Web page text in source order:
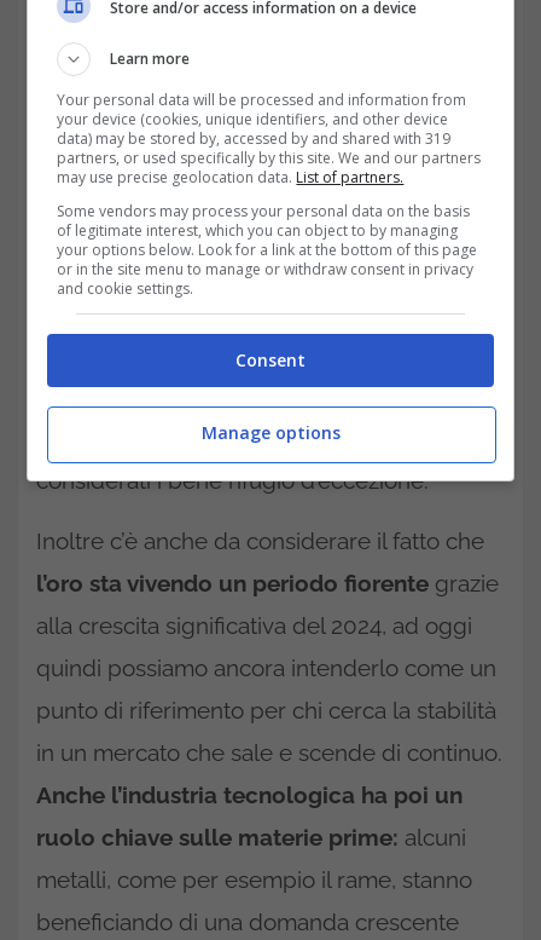
prime strategiche, come il petrolio e il gas
naturale, aumentando i costi di trasporto e
produzione, situazione che di riflesso si
riverserà sui mercati finanziari.Ad esempio
guerre commerciali come USA e Cina,
potrebbero generare nuove barriere
economiche con dazi e restrizioni su inport
ed export, influenzando così di riflesso
anche la domanda globale di materie prime.
Oro e argento di solito rimangono
abbastanza stabili ed è per questo che sono
considerati i bene rifugio d’eccezione.
Inoltre c’è anche da considerare il fatto che
l’oro sta vivendo un periodo fiorente grazie
alla crescita significativa del 2024, ad oggi
quindi possiamo ancora intenderlo come un
punto di riferimento per chi cerca la stabilità
in un mercato che sale e scende di continuo.
Anche l’industria tecnologica ha poi un
ruolo chiave sulle materie prime: alcuni
metalli, come per esempio il rame, stanno
beneficiando di una domanda crescente
Store and/or access information on a device
Learn more
Your personal data will be processed and information from
your device (cookies, unique identifiers, and other device
data) may be stored by, accessed by and shared with 319
partners, or used specifically by this site. We and our partners
may use precise geolocation data. List of partners.
Some vendors may process your personal data on the basis
of legitimate interest, which you can object to by managing
your options below. Look for a link at the bottom of this page
or in the site menu to manage or withdraw consent in privacy
and cookie settings.
Consent
Manage options